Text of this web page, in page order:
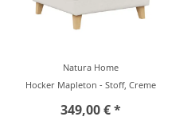
Natura Home
Hocker Mapleton - Stoff, Creme
349,00 € *